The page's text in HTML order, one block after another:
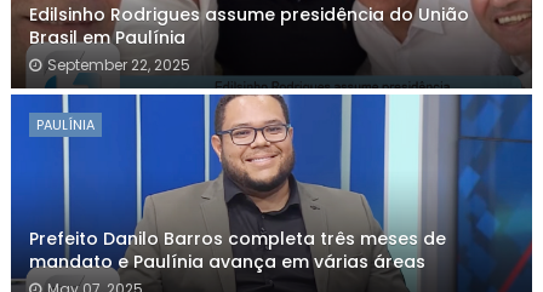
Edilsinho Rodrigues assume presidência do União
Brasil em Paulínia
September 22, 2025
PAULÍNIA
Prefeito Danilo Barros completa três meses de
mandato e Paulínia avança em várias áreas